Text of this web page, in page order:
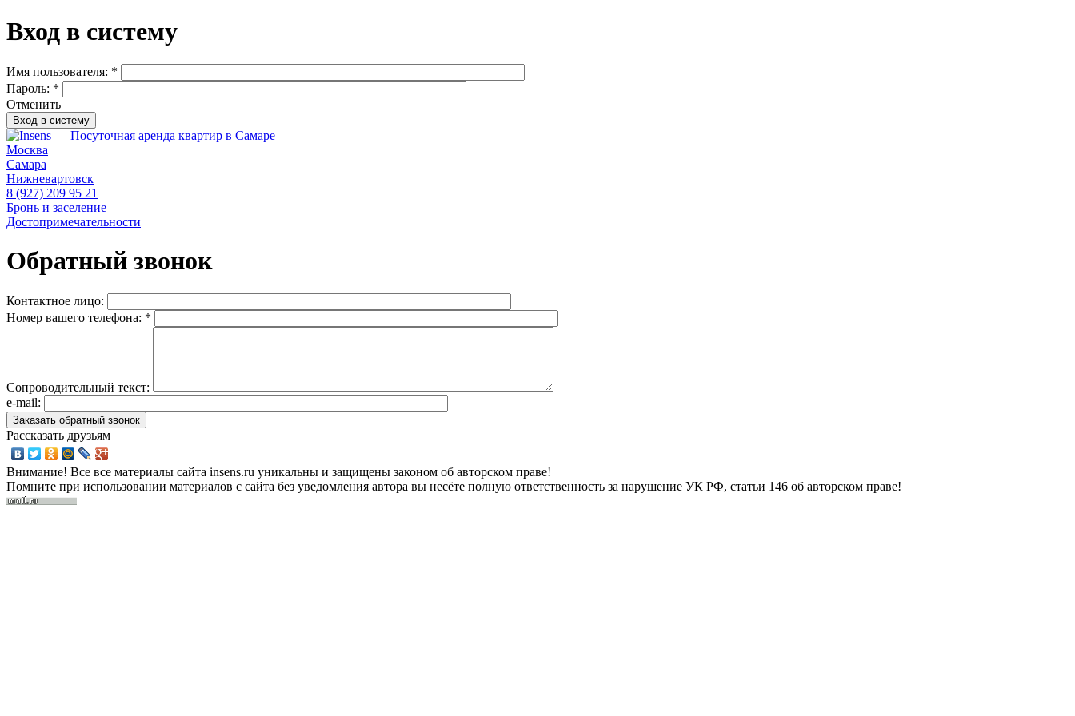
Вход в систему
Имя пользователя: *
Пароль: *
Отменить
Москва
Самара
Нижневартовск
8 (927) 209 95 21
Бронь и заселение
Достопримечательности
Обратный звонок
Контактное лицо:
Номер вашего телефона: *
Сопроводительный текст:
e-mail:
Рассказать друзьям
Внимание! Все все материалы сайта insens.ru уникальны и защищены законом об авторском праве!
Помните при использовании материалов с сайта без уведомления автора вы несёте полную ответственность за нарушение УК РФ, статьи 146 об авторском праве!